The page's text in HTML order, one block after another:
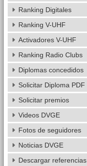
Ranking Digitales
Ranking V-UHF
Activadores V-UHF
Ranking Radio Clubs
Diplomas concedidos
Solicitar Diploma PDF
Solicitar premios
Videos DVGE
Fotos de seguidores
Noticias DVGE
Descargar referencias